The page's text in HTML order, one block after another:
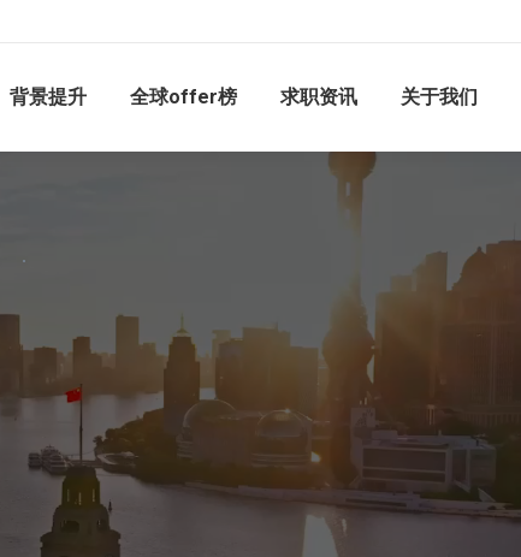
背景提升 全球offer榜 求职资讯 关于我们
500强 / 名企内推 / 1v1导师跟进